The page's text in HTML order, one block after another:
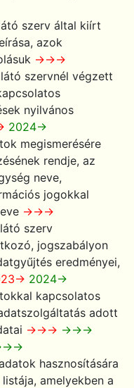
szerv által kiírt
azok
→→→
szervnél végzett
nyilvános
2024→
megismerésére
rendje, az
neve,
jogokkal
→→→
szerv
jogszabályon
eredményei,
2024→
kapcsolatos
adott
→→→ →→→
hasznosítására
amelyekben a